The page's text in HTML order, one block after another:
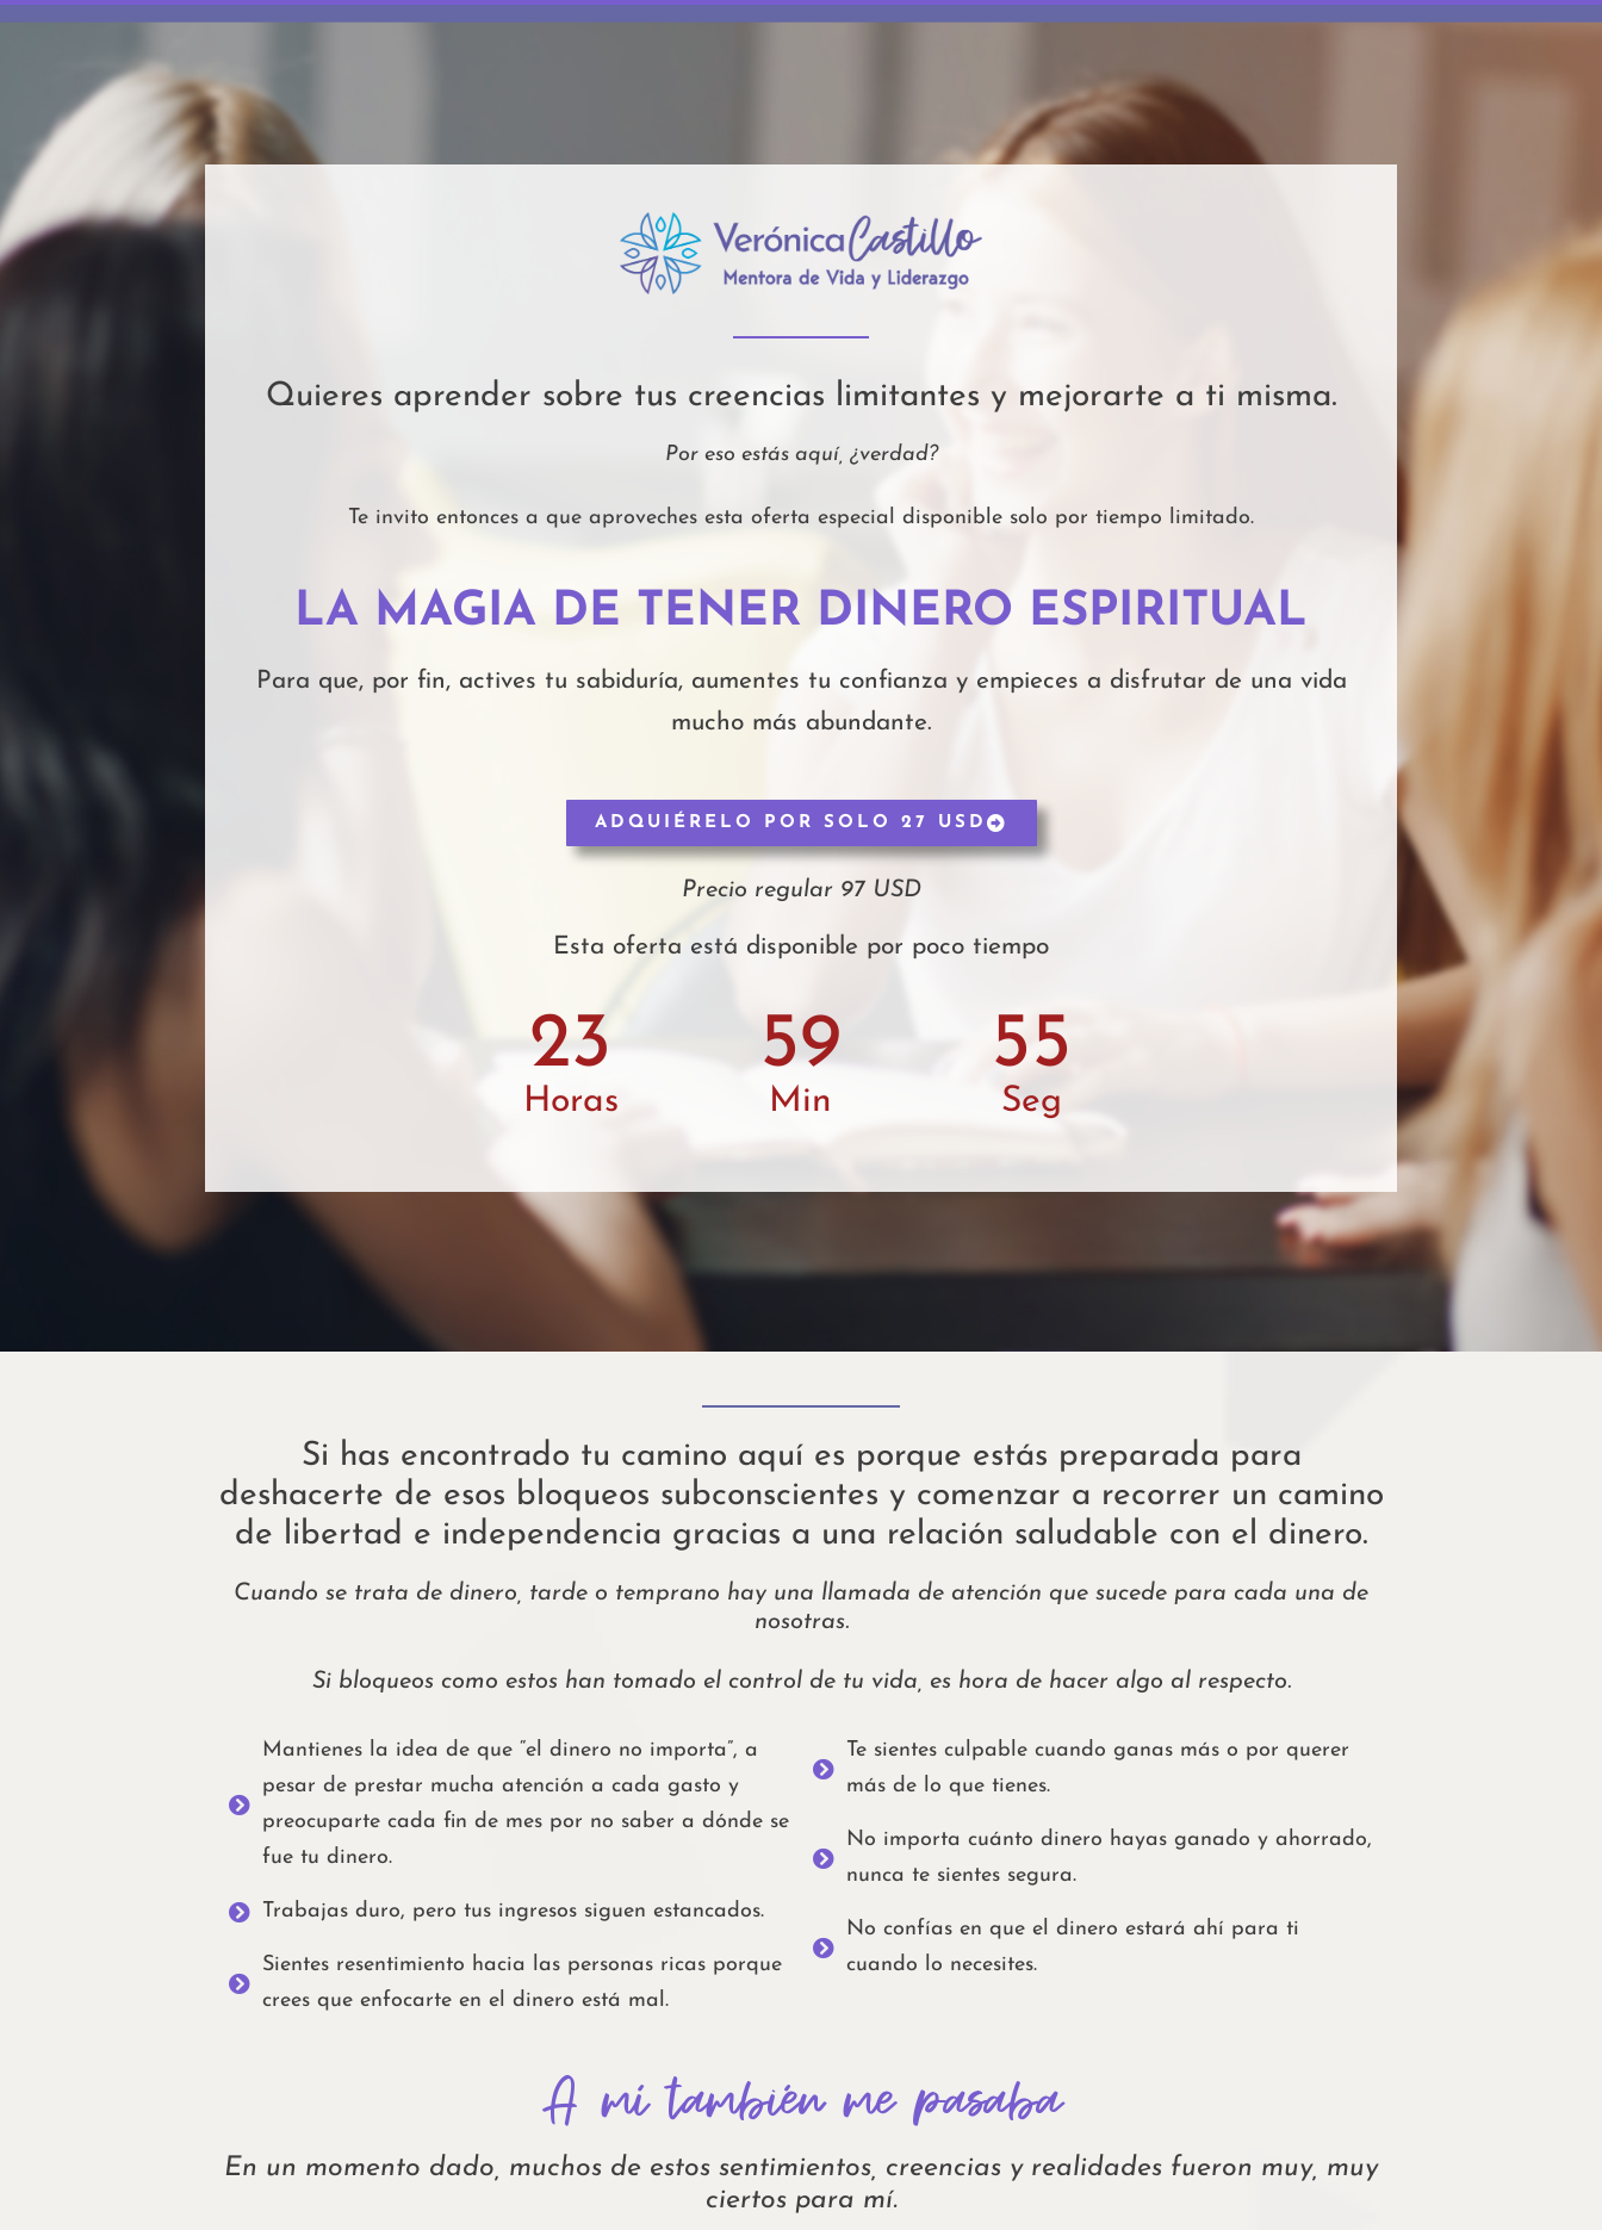
Quieres aprender sobre tus creencias limitantes y mejorarte a ti misma.
Por eso estás aquí, ¿verdad?
Te invito entonces a que aproveches esta oferta especial disponible solo por tiempo limitado.
LA MAGIA DE TENER DINERO ESPIRITUAL
Para que, por fin, actives tu sabiduría, aumentes tu confianza y empieces a disfrutar de una vida
mucho más abundante.
ADQUIÉRELO POR SOLO 27 USD
Precio regular 97 USD
Esta oferta está disponible por poco tiempo
23
Horas
59
Min
53
Seg
Si has encontrado tu camino aquí es porque estás preparada para
deshacerte de esos bloqueos subconscientes y comenzar a recorrer un camino
de libertad e independencia gracias a una relación saludable con el dinero.
Cuando se trata de dinero, tarde o temprano hay una llamada de atención que sucede para cada una de
nosotras.
Si bloqueos como estos han tomado el control de tu vida, es hora de hacer algo al respecto.
Mantienes la idea de que “el dinero no importa”, a
pesar de prestar mucha atención a cada gasto y
preocuparte cada fin de mes por no saber a dónde se
fue tu dinero.
Trabajas duro, pero tus ingresos siguen estancados.
Sientes resentimiento hacia las personas ricas porque
crees que enfocarte en el dinero está mal.​
Te sientes culpable cuando ganas más o por querer
más de lo que tienes.
No importa cuánto dinero hayas ganado y ahorrado,
nunca te sientes segura.
No confías en que el dinero estará ahí para ti
cuando lo necesites.
A mí también me pasaba
En un momento dado, muchos de estos sentimientos, creencias y realidades fueron muy, muy
ciertos para mí.